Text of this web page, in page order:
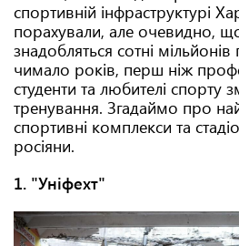
спортивній інфраструктурі
порахували, але очевидно,
знадобляться сотні
чимало років, перш ніж
студенти та любителі спорту
тренування. Згадаймо про
спортивні комплекси та
росіяни.
1. "Уніфехт"